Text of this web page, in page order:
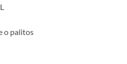
o palitos